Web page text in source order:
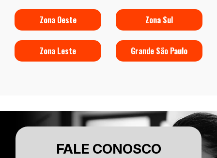
Zona Oeste Zona Sul
Zona Leste Grande São Paulo
FALE CONOSCO